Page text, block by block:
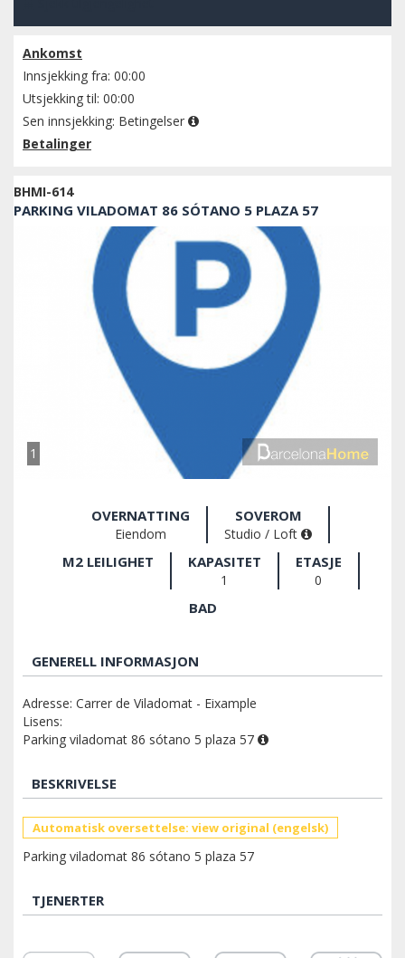
Ankomst
Innsjekking fra: 00:00
Utsjekking til: 00:00
Sen innsjekking: Betingelser
Betalinger
BHMI-614
PARKING VILADOMAT 86 SÓTANO 5 PLAZA 57
1
OVERNATTING
Eiendom
SOVEROM
Studio / Loft
M2 LEILIGHET KAPASITET
1
ETASJE
0
BAD
GENERELL INFORMASJON
Adresse: Carrer de Viladomat - Eixample
Lisens:
Parking viladomat 86 sótano 5 plaza 57
BESKRIVELSE
Automatisk oversettelse: view original (engelsk)
Parking viladomat 86 sótano 5 plaza 57
TJENERTER